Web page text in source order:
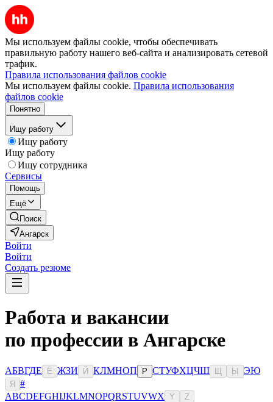
Мы используем файлы cookie, чтобы обеспечивать
правильную работу нашего веб-сайта и анализировать сетевой
трафик.
Правила использования файлов cookie
Мы используем файлы cookie. Правила использования
файлов cookie
Понятно
Ищу работу
Ищу работу
Ищу работу
Ищу сотрудника
Сервисы
Помощь
Ещё
Поиск
Ангарск
Войти
Войти
Создать резюме
Работа и вакансии
по профессии в Ангарске
АБВГДЕ Ё ЖЗИ Й КЛМНОП Р СТУФХЦЧШ Ы ЭЮ
Я
#
ABCDEFGHIJKLMNOPQRSTUVWX Y Z